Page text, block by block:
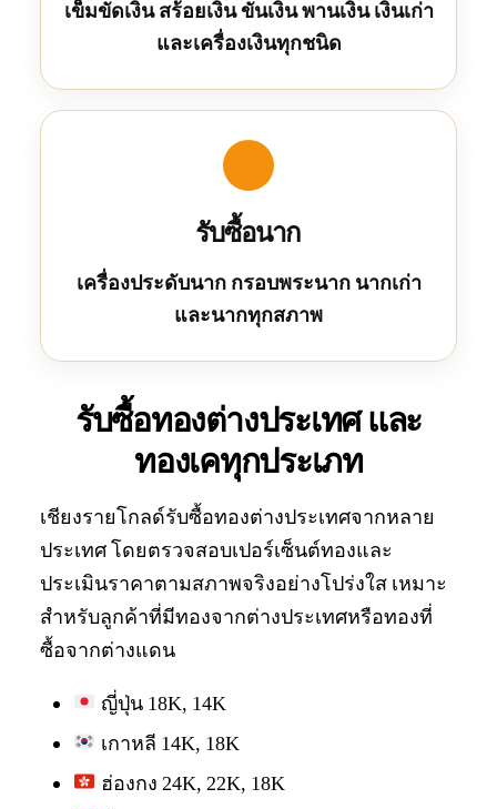
เข็มขัดเงิน สร้อยเงิน ขันเงิน พานเงิน เงินเก่า
และเครื่องเงินทุกชนิด
รับซื้อนาก
เครื่องประดับนาก กรอบพระนาก นากเก่า
และนากทุกสภาพ
รับซื้อทองต่างประเทศ และ
ทองเคทุกประเภท
เชียงรายโกลด์รับซื้อทองต่างประเทศจากหลาย
ประเทศ โดยตรวจสอบเปอร์เซ็นต์ทองและ
ประเมินราคาตามสภาพจริงอย่างโปร่งใส เหมาะ
สำหรับลูกค้าที่มีทองจากต่างประเทศหรือทองที่
ซื้อจากต่างแดน
ญี่ปุ่น 18K, 14K
เกาหลี 14K, 18K
ฮ่องกง 24K, 22K, 18K